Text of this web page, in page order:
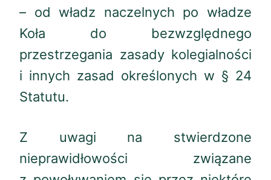
– od władz naczelnych po władze
Koła do bezwzględnego
przestrzegania zasady kolegialności
i innych zasad określonych w § 24
Statutu.
Z uwagi na stwierdzone
nieprawidłowości związane